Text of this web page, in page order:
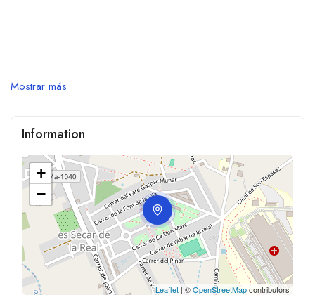
Mostrar más
Information
+
−
Leaflet | ©OpenStreetMapcontributors